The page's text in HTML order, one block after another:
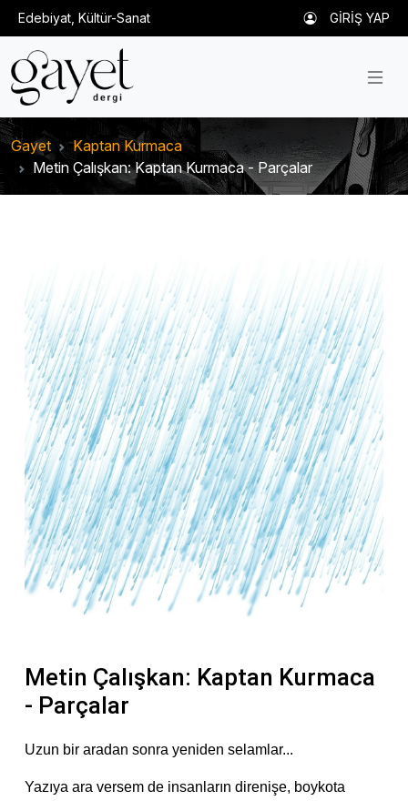
Edebiyat, Kültür-Sanat GİRİŞ YAP
Gayet
Kaptan Kurmaca
Metin Çalışkan: Kaptan Kurmaca - Parçalar
Metin Çalışkan: Kaptan Kurmaca
- Parçalar
Uzun bir aradan sonra yeniden selamlar...
Yazıya ara versem de insanların direnişe, boykota